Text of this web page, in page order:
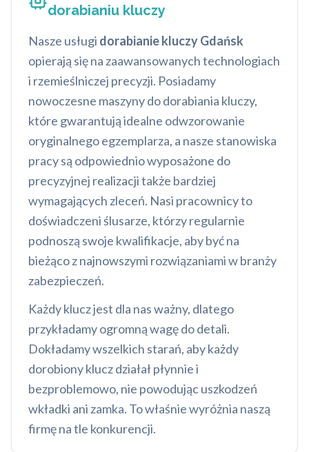
dorabianiu kluczy
Nasze usługi dorabianie kluczy Gdańsk
opierają się na zaawansowanych technologiach
i rzemieślniczej precyzji. Posiadamy
nowoczesne maszyny do dorabiania kluczy,
które gwarantują idealne odwzorowanie
oryginalnego egzemplarza, a nasze stanowiska
pracy są odpowiednio wyposażone do
precyzyjnej realizacji także bardziej
wymagających zleceń. Nasi pracownicy to
doświadczeni ślusarze, którzy regularnie
podnoszą swoje kwalifikacje, aby być na
bieżąco z najnowszymi rozwiązaniami w branży
zabezpieczeń.
Każdy klucz jest dla nas ważny, dlatego
przykładamy ogromną wagę do detali.
Dokładamy wszelkich starań, aby każdy
dorobiony klucz działał płynnie i
bezproblemowo, nie powodując uszkodzeń
wkładki ani zamka. To właśnie wyróżnia naszą
firmę na tle konkurencji.